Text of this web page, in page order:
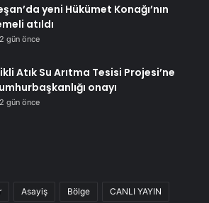
yeni Hükümet Konağı’nın
atıldı
2 gün önce
Atık Su Arıtma Tesisi Projesi’ne
onayı
2 gün önce
Asayiş Bölge CANLI YAYIN